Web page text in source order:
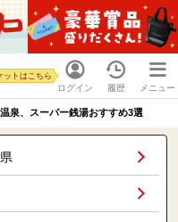
ログイン
ットはこちら
履歴 メニュー
泉、スーパー銭湯おすすめ3選